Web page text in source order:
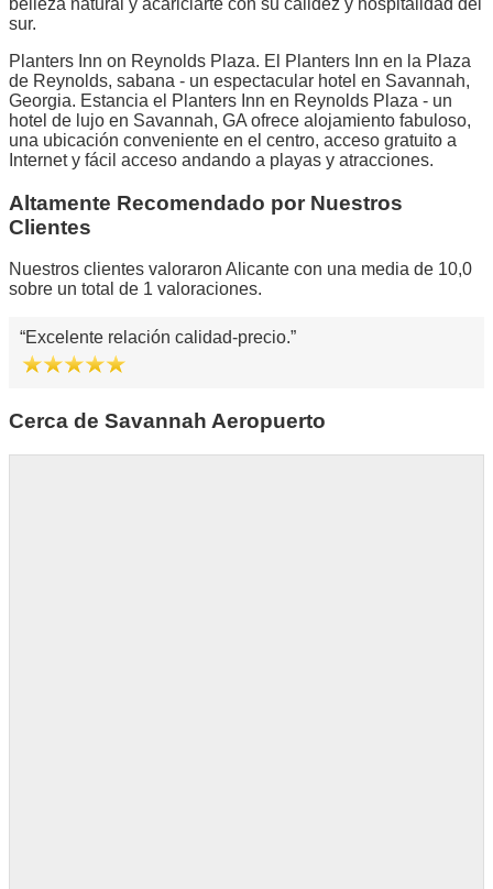
belleza natural y acariciarte con su calidez y hospitalidad del
sur.
Planters Inn on Reynolds Plaza. El Planters Inn en la Plaza
de Reynolds, sabana - un espectacular hotel en Savannah,
Georgia. Estancia el Planters Inn en Reynolds Plaza - un
hotel de lujo en Savannah, GA ofrece alojamiento fabuloso,
una ubicación conveniente en el centro, acceso gratuito a
Internet y fácil acceso andando a playas y atracciones.
Altamente Recomendado por Nuestros
Clientes
Nuestros clientes valoraron Alicante con una media de 10,0
sobre un total de 1 valoraciones.
Excelente relación calidad-precio.
Cerca de Savannah Aeropuerto